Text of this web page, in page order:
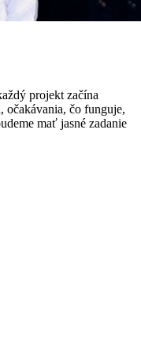
projekt začína
očakávania, čo funguje,
mať jasné zadanie